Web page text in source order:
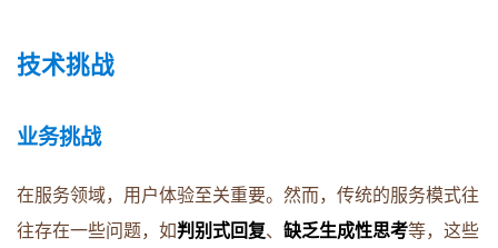
技术挑战
业务挑战
在服务领域，用户体验至关重要。然而，传统的服务模式往
往存在一些问题，如判别式回复、 缺乏生成性思考等，这些